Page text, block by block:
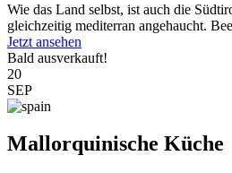
Wie das Land selbst, ist auch die
gleichzeitig mediterran angehaucht.
Jetzt ansehen
Bald ausverkauft!
20
SEP
Mallorquinische Küche